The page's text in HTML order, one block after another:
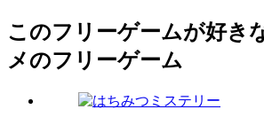
このフリーゲームが好き
メのフリーゲーム